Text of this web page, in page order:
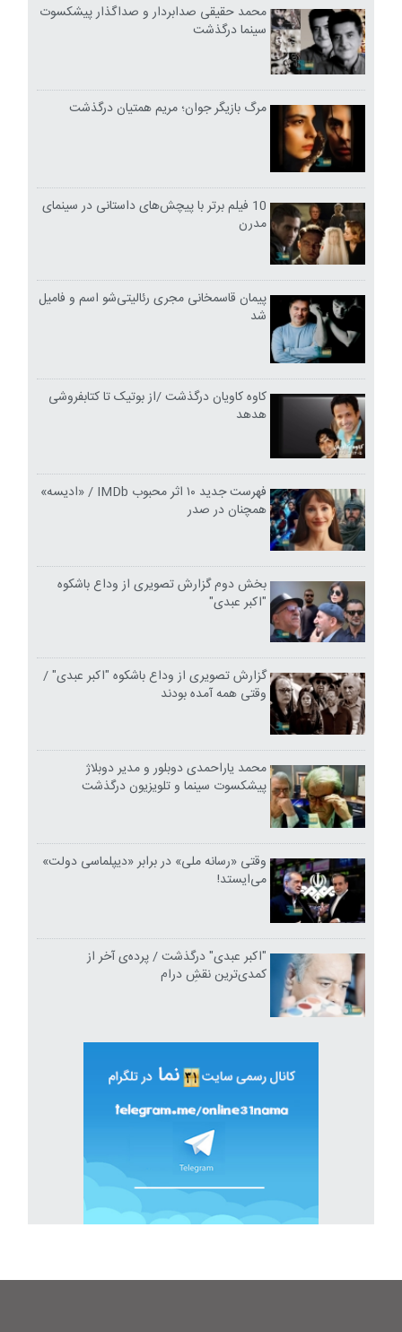
محمد حقیقی صدابردار و صداگذار پیشکسوت
سینما درگذشت
مرگ بازیگر جوان؛ مریم همتیان درگذشت
10 فیلم برتر با پیچش‌های داستانی در سینمای
مدرن
پیمان قاسمخانی مجری رئالیتی‌شو اسم و فامیل
شد
کاوه کاویان درگذشت /از بوتیک تا کتابفروشی
هدهد
فهرست جدید ۱۰ اثر محبوب IMDb / «ادیسه»
همچنان در صدر
بخش دوم گزارش تصویری از وداع باشکوه
"اکبر عبدی"
گزارش تصویری از وداع باشکوه "اکبر عبدی" /
وقتی همه آمده بودند
محمد یاراحمدی دوبلور و مدیر دوبلاژ
پیشکسوت سینما و تلویزیون درگذشت
وقتی «رسانه ملی» در برابر «دیپلماسی دولت»
می‌ایستد!
"اکبر عبدی" درگذشت / پرده‌ی آخر از
کمدی‌ترین نقشِ درام